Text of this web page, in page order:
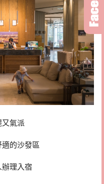
又氣派
的沙發區
辦理入宿